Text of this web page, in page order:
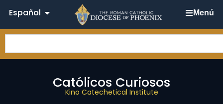
Español Menú
Católicos Curiosos
Kino Catechetical Institute